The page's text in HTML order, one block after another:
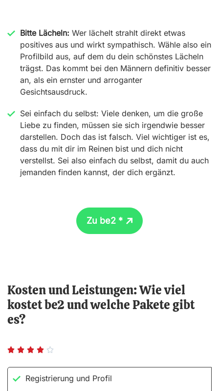
Bitte Lächeln: Wer lächelt strahlt direkt etwas
positives aus und wirkt sympathisch. Wähle also ein
Profilbild aus, auf dem du dein schönstes Lächeln
trägst. Das kommt bei den Männern definitiv besser
an, als ein ernster und arroganter
Gesichtsausdruck.
Sei einfach du selbst: Viele denken, um die große
Liebe zu finden, müssen sie sich irgendwie besser
darstellen. Doch das ist falsch. Viel wichtiger ist es,
dass du mit dir im Reinen bist und dich nicht
verstellst. Sei also einfach du selbst, damit du auch
jemanden finden kannst, der dich ergänzt.
Zu be2 *
Kosten und Leistungen: Wie viel
kostet be2 und welche Pakete gibt
es?
    
w
Registrierung und Profil